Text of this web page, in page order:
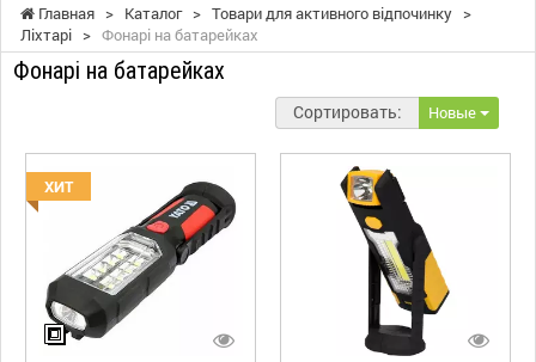
Главная > Каталог > Товари для активного відпочинку >
Ліхтарі > Фонарі на батарейках
Фонарі на батарейках
Сортировать: Новые
ХИТ